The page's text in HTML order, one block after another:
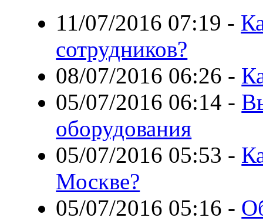
11/07/2016 07:19 -
сотрудников?
08/07/2016 06:26 -
05/07/2016 06:14 -
оборудования
05/07/2016 05:53 -
Москве?
05/07/2016 05:16 -